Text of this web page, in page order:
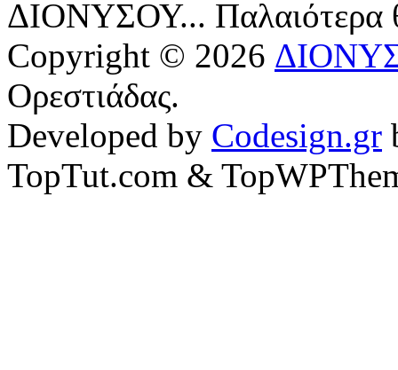
ΔΙΟΝΥΣΟΥ... Παλαιότερα
Copyright © 2026
Ορεστιάδας.
Developed by Codesign.gr
TopTut.com &